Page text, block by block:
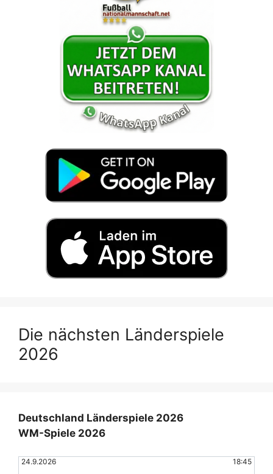
Die nächsten Länderspiele
2026
Deutschland Länderspiele 2026
WM-Spiele 2026
24.9.2026 18:45